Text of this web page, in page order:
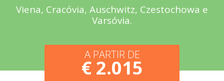
Viena, Cracóvia, Auschwitz, Czestochowa e
Varsóvia.
A PARTIR DE
€ 2.015